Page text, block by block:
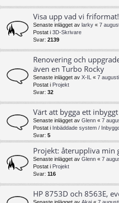
Visa upp vad vi
Senaste inlägget av larky « 7
Postat i 3D-Skrivare
Svar: 2139
Renovering och
även en Turbo Rocky
Senaste inlägget av X-IL « 7
Postat i Projekt
Svar: 32
Värt att bygga ett
Senaste inlägget av Glenn « 7
Postat i Inbäddade system /
Svar: 5
Projekt: återuppliva min
Senaste inlägget av Glenn « 7
Postat i Projekt
Svar: 116
HP 8753D och 8563E,